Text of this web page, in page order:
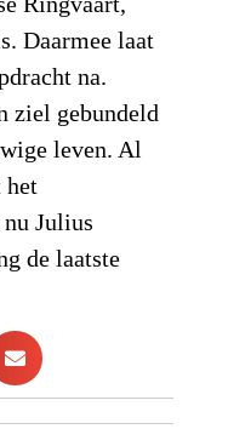
Daarmee laat
na.
ziel gebundeld
leven. Al
het
Julius
de laatste